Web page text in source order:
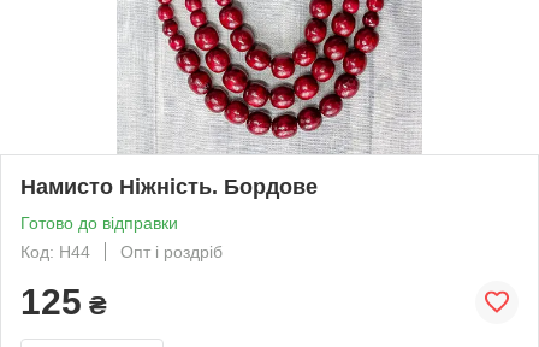
Намисто Ніжність. Бордове
Готово до відправки
Код: Н44
Опт і роздріб
125 ₴